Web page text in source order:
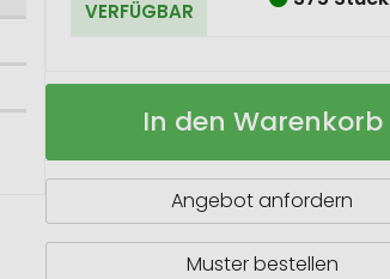
VERFÜGBAR
Gear
Maßband
Laser
Auf
In den Warenkorb
Angebot anfordern
Muster bestellen